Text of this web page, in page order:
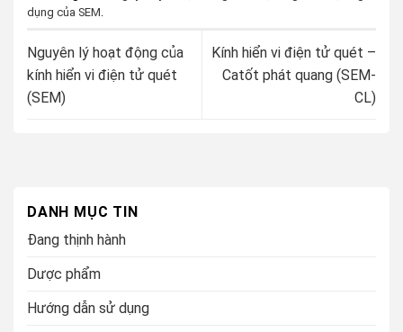
dụng của SEM
Nguyên lý hoạt động của
kính hiển vi điện tử quét
(SEM)
Kính hiển vi điện tử quét –
Catốt phát quang (SEM-
CL)
DANH MỤC TIN
Đang thịnh hành
Dược phẩm
Hướng dẫn sử dụng